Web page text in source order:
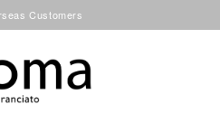
Customers